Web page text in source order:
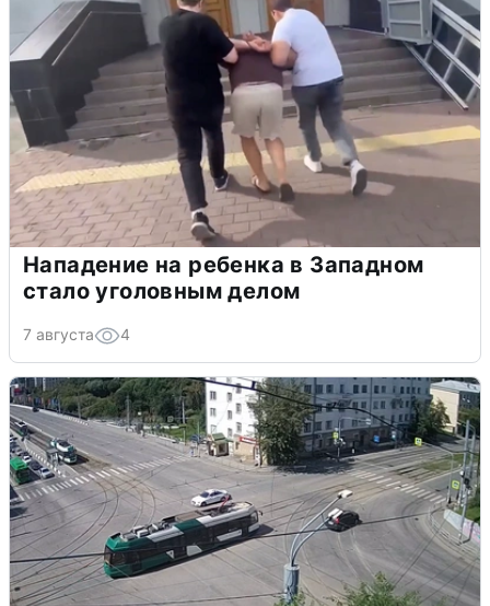
Нападение на ребенка в Западном
стало уголовным делом
7 августа 4